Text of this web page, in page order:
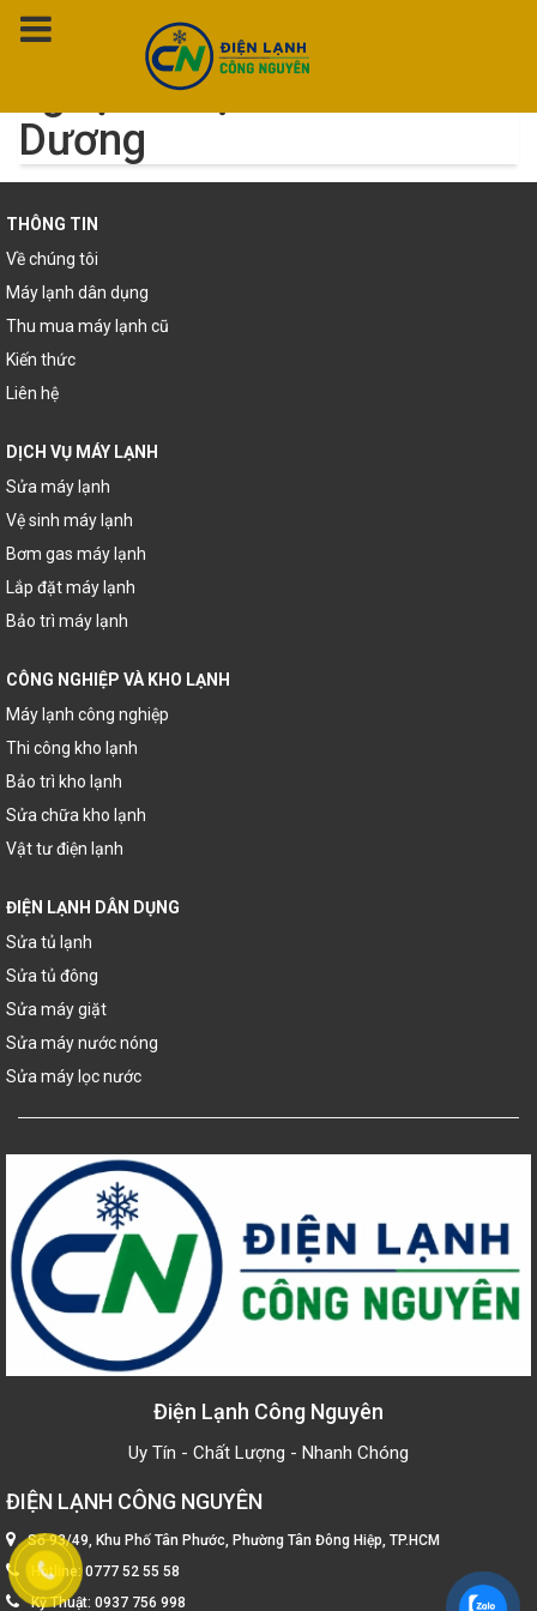
Thẻ:
Thông tắc cống
nghẹt Thuận An Bình
Dương
THÔNG TIN
Về chúng tôi
Máy lạnh dân dụng
Thu mua máy lạnh cũ
Kiến thức
Liên hệ
DỊCH VỤ MÁY LẠNH
Sửa máy lạnh
Vệ sinh máy lạnh
Bơm gas máy lạnh
Lắp đặt máy lạnh
Bảo trì máy lạnh
CÔNG NGHIỆP VÀ KHO LẠNH
Máy lạnh công nghiệp
Thi công kho lạnh
Bảo trì kho lạnh
Sửa chữa kho lạnh
Vật tư điện lạnh
ĐIỆN LẠNH DÂN DỤNG
Sửa tủ lạnh
Sửa tủ đông
Sửa máy giặt
Sửa máy nước nóng
Sửa máy lọc nước
Điện Lạnh Công Nguyên
Uy Tín - Chất Lượng - Nhanh Chóng
ĐIỆN LẠNH CÔNG NGUYÊN
Số 93/49, Khu Phố Tân Phước, Phường Tân Đông Hiệp, TP.HCM
Hotline:0777 52 55 58
Kỹ Thuật: 0937 756 998